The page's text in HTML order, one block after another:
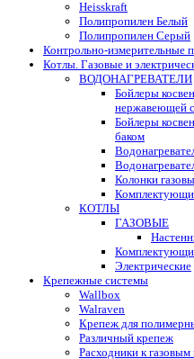
Heisskraft
Полипропилен Белый
Полипропилен Серый
Контрольно-измерительные
Котлы. Газовые и
ВОДОНАГРЕВАТЕЛИ
Бойлеры
нержавеющей
Бойлеры
баком
Колонки
КОТЛЫ
ГАЗОВЫЕ
Электрические
Крепежные системы
Wallbox
Walraven
Крепеж для
Различный крепеж
Расходники к